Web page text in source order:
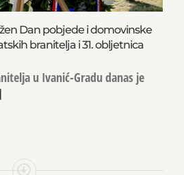
Dan pobjede i domovinske
branitelja i 31. obljetnica
u Ivanić-Gradu danas je